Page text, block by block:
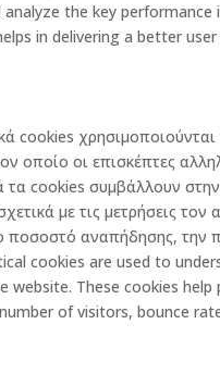
analyze the key performance
in delivering a better
cookies
οποίο οι επισκέπτες
τα cookies συμβάλλουν
με τις μετρήσεις τον
ποσοστό αναπήδησης, την
cookies are used to
website. These cookies help
of visitors, bounce